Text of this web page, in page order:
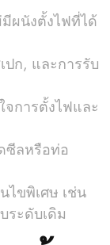
ผนังตั้งไฟที่ได้
ปก, และการรับ
จการตั้งไฟและ
ซีลหรือท่อ
ไขพิเศษ เช่น
ระดับเดิม